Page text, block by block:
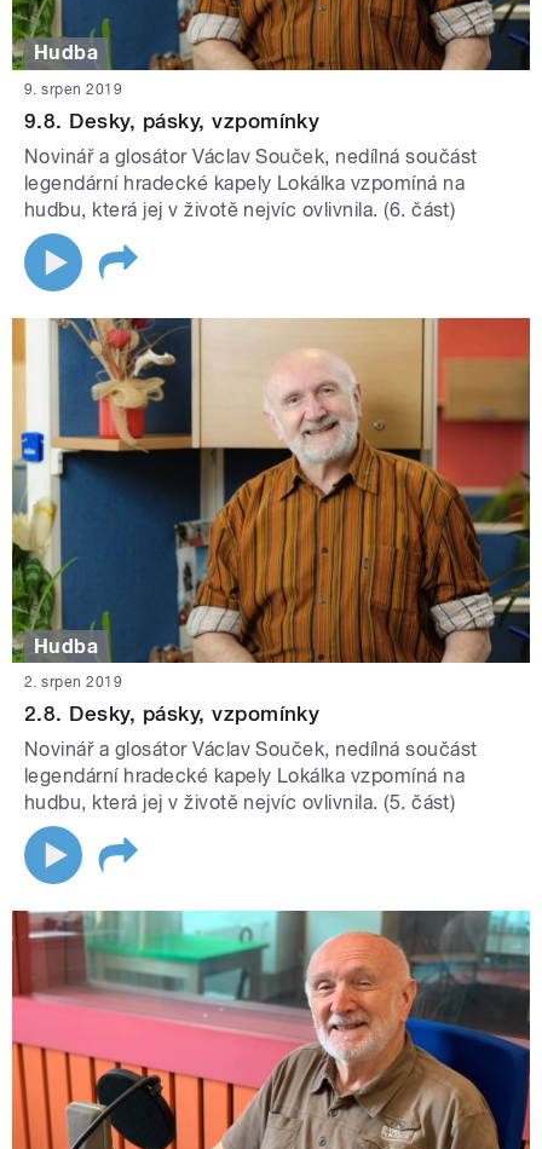
Hudba
9. srpen 2019
9.8. Desky, pásky, vzpomínky
Novinář a glosátor Václav Souček, nedílná součást
legendární hradecké kapely Lokálka vzpomíná na
hudbu, která jej v životě nejvíc ovlivnila. (6. část)
Hudba
2. srpen 2019
2.8. Desky, pásky, vzpomínky
Novinář a glosátor Václav Souček, nedílná součást
legendární hradecké kapely Lokálka vzpomíná na
hudbu, která jej v životě nejvíc ovlivnila. (5. část)